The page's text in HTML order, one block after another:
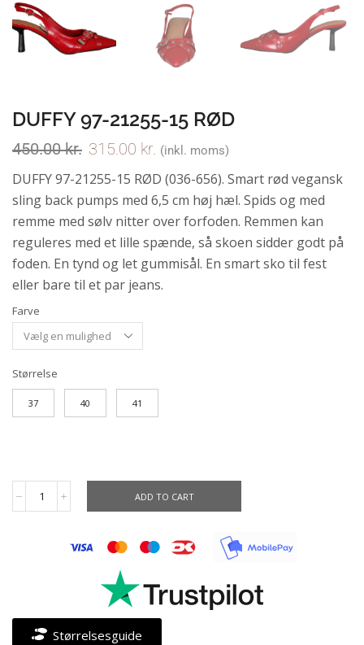
DUFFY 97-21255-15 RØD
450.00kr. 315.00 kr. (inkl. moms)
DUFFY 97-21255-15 RØD (036-656). Smart rød vegansk
sling back pumps med 6,5 cm høj hæl. Spids og med
remme med sølv nitter over forfoden. Remmen kan
reguleres med et lille spænde, så skoen sidder godt på
foden. En tynd og let gummisål. En smart sko til fest
eller bare til et par jeans.
Farve
Størrelse
37 40 41
ADD TO CART
Størrelsesguide